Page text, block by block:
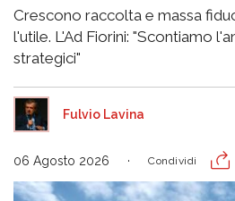
Crescono raccolta e massa
l'utile. L'Ad Fiorini: "Scontiamo
strategici"
Fulvio Lavina
06 Agosto 2026 Condividi